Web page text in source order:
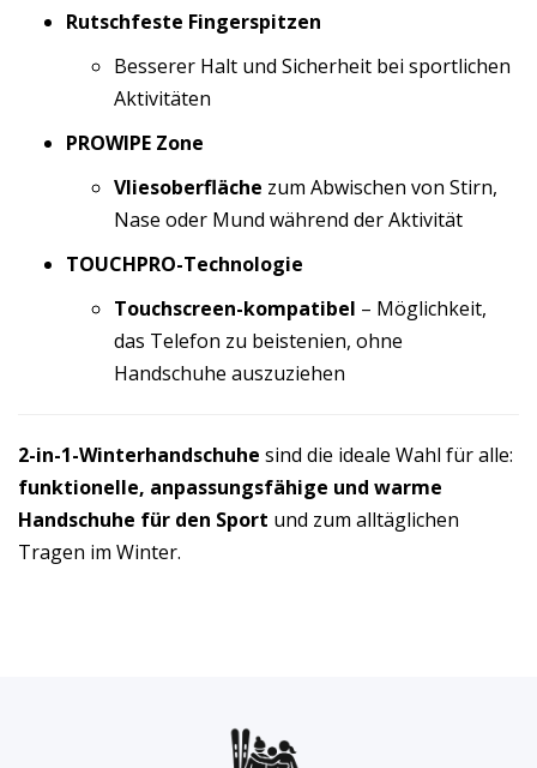
Rutschfeste Fingerspitzen
Besserer Halt und Sicherheit bei sportlichen
Aktivitäten
PROWIPE Zone
Vliesoberfläche zum Abwischen von Stirn,
Nase oder Mund während der Aktivität
TOUCHPRO-Technologie
Touchscreen-kompatibel – Möglichkeit,
das Telefon zu beistenien, ohne
Handschuhe auszuziehen
2-in-1-Winterhandschuhe sind die ideale Wahl für alle:
funktionelle, anpassungsfähige und warme
Handschuhe für den Sport und zum alltäglichen
Tragen im Winter.